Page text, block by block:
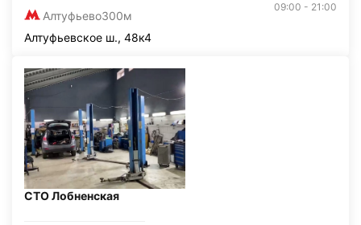
Алтуфьево300м
09:00 - 21:00
Алтуфьевское ш., 48к4
СТО Лобненская